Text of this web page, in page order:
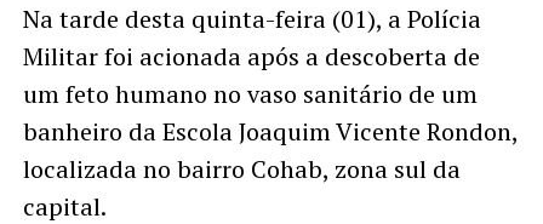
Na tarde desta quinta-feira (01), a Polícia
Militar foi acionada após a descoberta de
um feto humano no vaso sanitário de um
banheiro da Escola Joaquim Vicente Rondon,
localizada no bairro Cohab, zona sul da
capital.